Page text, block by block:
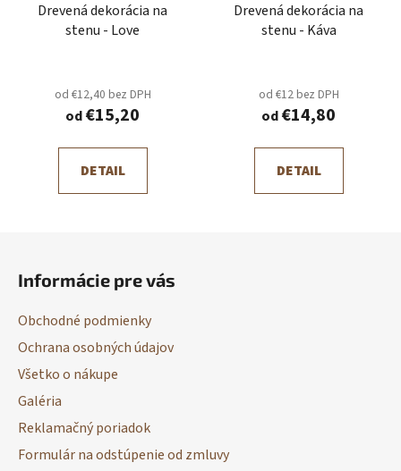
Drevená dekorácia na
stenu - Love
od €12,40 bez DPH
od€15,20
DETAIL
Drevená dekorácia na
stenu - Káva
od €12 bez DPH
od€14,80
DETAIL
Informácie pre vás
Obchodné podmienky
Ochrana osobných údajov
Všetko o nákupe
Galéria
Reklamačný poriadok
Formulár na odstúpenie od zmluvy